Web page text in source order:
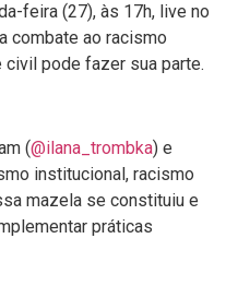
feira (27), às 17h, live no
combate ao racismo
pode fazer sua parte.
(@ilana_trombka) e
institucional, racismo
mazela se constituiu e
práticas